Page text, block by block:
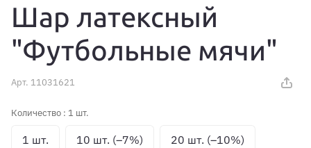
Шар латексный
"Футбольные мячи"
Арт. 11031621
Количество : 1 шт.
1 шт. 10 шт. (–7%) 20 шт. (–10%)